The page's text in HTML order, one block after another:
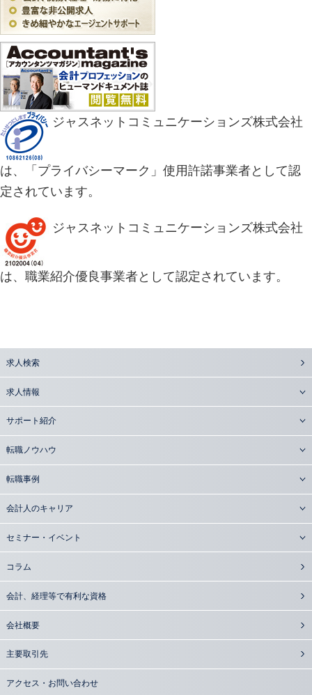
ジャスネットコミュニケーションズ株式会社
は、「プライバシーマーク」使用許諾事業者として認
定されています。
ジャスネットコミュニケーションズ株式会社
は、職業紹介優良事業者として認定されています。
求人検索
求人情報
サポート紹介
転職ノウハウ
転職事例
会計人のキャリア
セミナー・イベント
コラム
会計、経理等で有利な資格
会社概要
主要取引先
アクセス・お問い合わせ